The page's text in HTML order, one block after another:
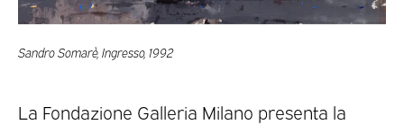
Sandro Somarè, Ingresso, 1992
La Fondazione Galleria Milano presenta la